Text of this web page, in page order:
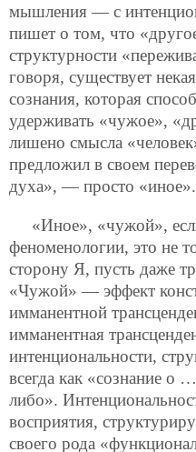
мышления — с
пишет о том, что
структурности
говоря, существует
сознания, которая
удерживать «чужое»,
лишено смысла
предложил в своем
духа», — просто «иное».
«Иное», «чужой»,
феноменологии, это не
сторону Я, пусть даже
«Чужой» — эффект
имманентной
имманентная
интенциональности,
всегда как «сознание о
либо».
восприятия,
своего рода